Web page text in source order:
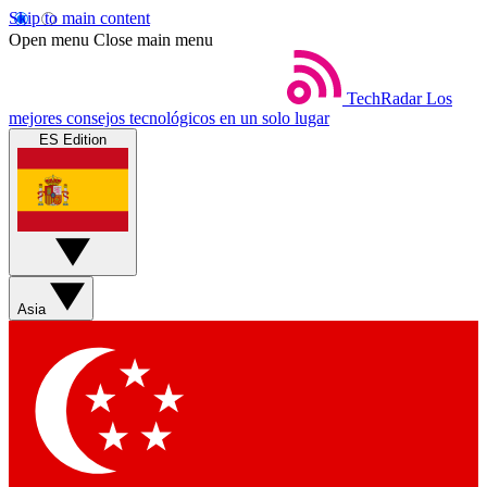
Skip to main content
Open menu Close main menu
TechRadar Los
mejores consejos tecnológicos en un solo lugar
ES Edition
Asia